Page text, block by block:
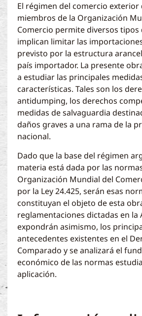
El régimen del comercio exterior
miembros de la Organización
Comercio permite diversos tipos
implican limitar las
previsto por la estructura
país importador. La presente
a estudiar las principales
características. Tales son los
antidumping, los derechos
medidas de salvaguardia
daños graves a una rama de la
nacional.
Dado que la base del régimen
materia está dada por las
Organización Mundial del
por la Ley 24.425, serán esas
constituyan el objeto de esta
reglamentaciones dictadas en la
expondrán asimismo, los
antecedentes existentes en el
Comparado y se analizará el
económico de las normas
aplicación.